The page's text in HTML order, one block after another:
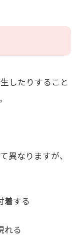
したりすること
異なりますが、
着する
れる